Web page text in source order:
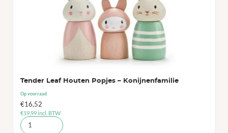
Tender Leaf Houten Popjes – Konijnenfamilie
Op voorraad
€16,52
€19,99incl. BTW